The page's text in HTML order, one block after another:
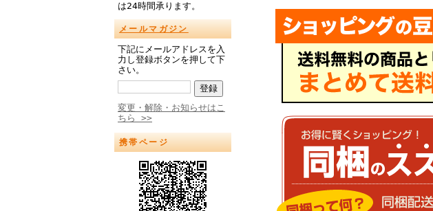
は24時間承ります。
メールマガジン
下記にメールアドレスを入
力し登録ボタンを押して下
さい。
変更・解除・お知らせはこ
ちら >>
携帯ページ